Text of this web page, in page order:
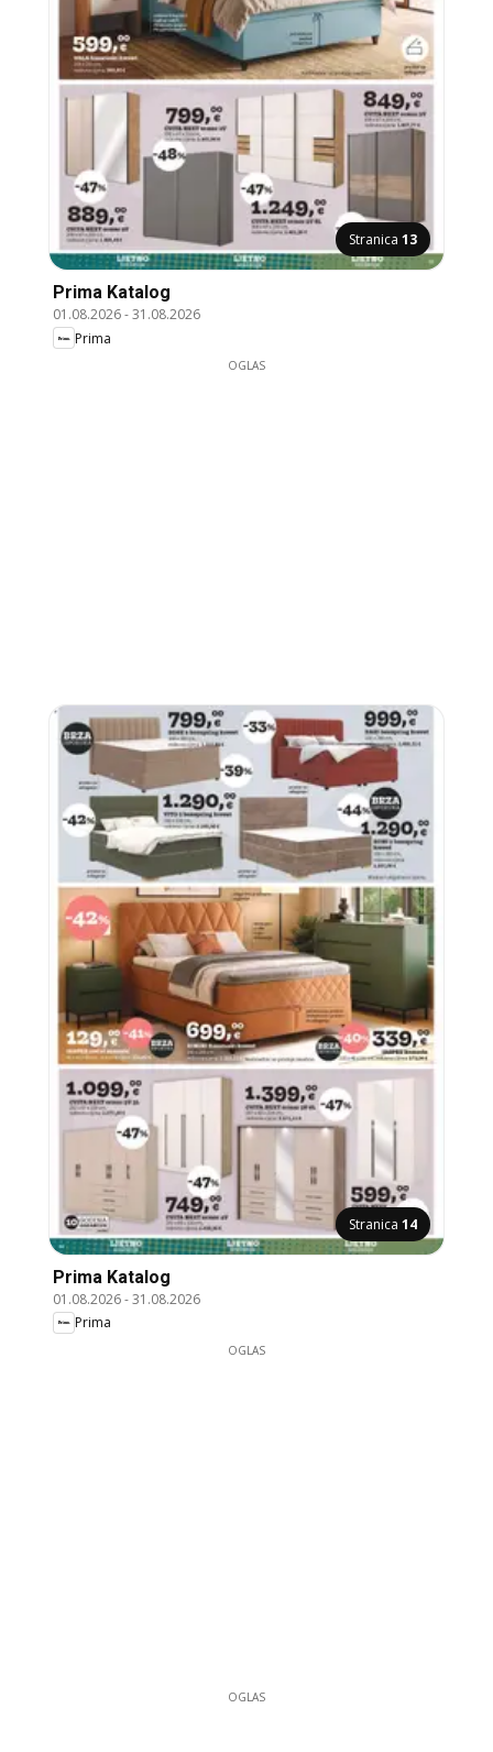
Stranica 13
Prima Katalog
01.08.2026-31.08.2026
Prima
OGLAS
Stranica 14
Prima Katalog
01.08.2026-31.08.2026
Prima
OGLAS
OGLAS